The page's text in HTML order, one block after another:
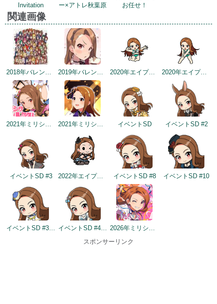
Invitation
ー×アトレ秋葉原
お任せ！
関連画像
2018年バレンタインデー公式ツイート 2019年バレンタイントップ画面 2020年エイプリルフールネタ 2020年エイプリルフールネタ
2021年ミリシタ4周年カウントダウン（1日前） 2021年ミリシタ4周年トップ画面 イベントSD イベントSD #2
イベントSD #3 2022年エイプリルフールネタ イベントSD #8 イベントSD #10
イベントSD #358 イベントSD #432
2026年ミリシタ9周年カウントダウン（1日前）
スポンサーリンク